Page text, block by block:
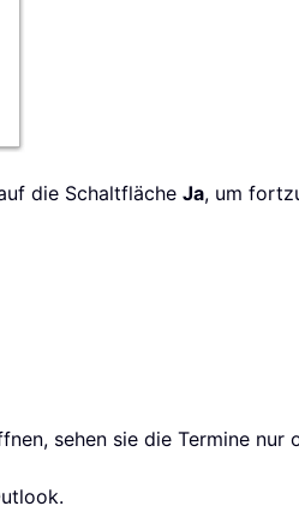
die Schaltfläche Ja, um
sehen sie die Termine nur